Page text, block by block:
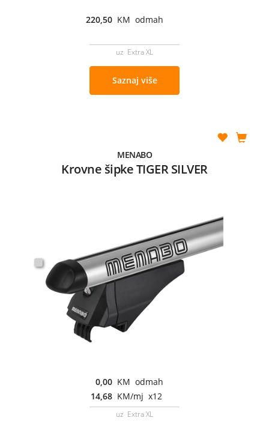
220,50 KM odmah
uz Extra XL
Saznaj više
MENABO
Krovne šipke TIGER SILVER
0,00 KM odmah
14,68 KM/mj x12
uz Extra XL